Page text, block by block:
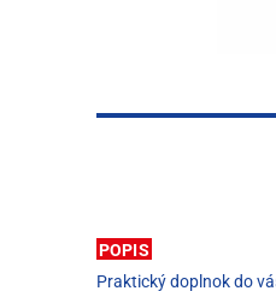
POPIS
Praktický doplnok do